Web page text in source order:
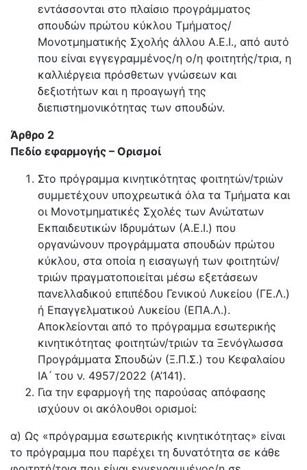
εντάσσονται στο πλαίσιο προγράμματος
σπουδών πρώτου κύκλου Τμήματος/
Μονοτμηματικής Σχολής άλλου Α.Ε.Ι., από αυτό
που είναι εγγεγραμμένος/η ο/η φοιτητής/τρια, η
καλλιέργεια πρόσθετων γνώσεων και
δεξιοτήτων και η προαγωγή της
διεπιστημονικότητας των σπουδών.
Άρθρο 2
Πεδίο εφαρμογής – Ορισμοί
Στο πρόγραμμα κινητικότητας φοιτητών/τριών
συμμετέχουν υποχρεωτικά όλα τα Τμήματα και
οι Μονοτμηματικές Σχολές των Ανώτατων
Εκπαιδευτικών Ιδρυμάτων (Α.Ε.Ι.) που
οργανώνουν προγράμματα σπουδών πρώτου
κύκλου, στα οποία η εισαγωγή των φοιτητών/
τριών πραγματοποιείται μέσω εξετάσεων
πανελλαδικού επιπέδου Γενικού Λυκείου (ΓΕ.Λ.)
ή Επαγγελματικού Λυκείου (ΕΠΑ.Λ.).
Αποκλείονται από το πρόγραμμα εσωτερικής
κινητικότητας φοιτητών/τριών τα Ξενόγλωσσα
Προγράμματα Σπουδών (Ξ.Π.Σ.) του Κεφαλαίου
ΙΑ ́ του ν. 4957/2022 (A’141).
Για την εφαρμογή της παρούσας απόφασης
ισχύουν οι ακόλουθοι ορισμοί:
α) Ως «πρόγραμμα εσωτερικής κινητικότητας» είναι
το πρόγραμμα που παρέχει τη δυνατότητα σε κάθε